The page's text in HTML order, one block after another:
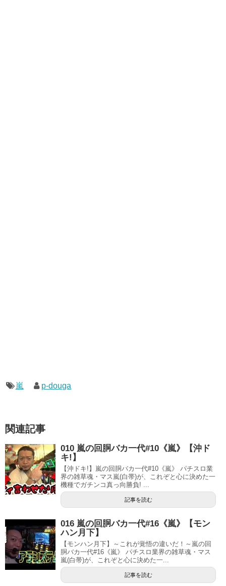
嵐 p-douga
関連記事
010 嵐の回胴バカ一代#10《嵐》【沖ド
キ!】
【沖ドキ!】嵐の回胴バカ一代#10《嵐》 パチスロ業
界の雑草魂・マス嵐(白帯)が、これぞと心に決めた一
機種でガチンコ真っ向勝負! ...
記事を読む
016 嵐の回胴バカ一代#16《嵐》【モン
ハン月下】
【モンハン月下】～これが覚悟の違いだ！～嵐の回
胴バカ一代#16《嵐》 パチスロ業界の雑草魂・マス
嵐(白帯)が、これぞと心に決めた一...
記事を読む